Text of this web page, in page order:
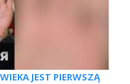
JEST PIERWSZĄ